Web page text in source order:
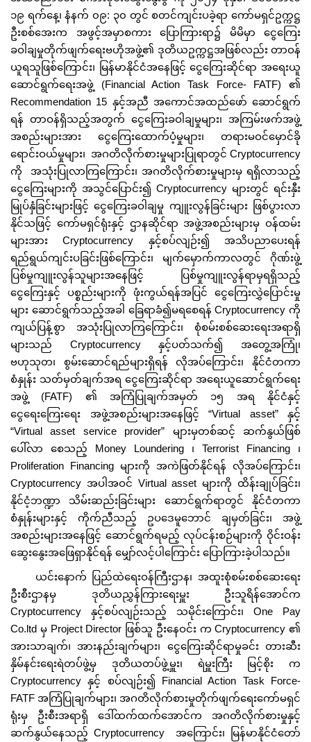
၁၉ ရက်နေ့၊ နံနက် ၀၉: ၃၀ တွင် စတင်ကျင်းပခဲ့ရာ ကော်မရှင်ဥက္ကဋ္ဌ
ဦးစစ်အေးက အဖွင့်အမှာစကား ပြောကြားရာ၌ မိမိမှာ ငွေကြေး
ခဝါချမှုတိုက်ဖျက်ရေးဗဟိုအဖွဲ့၏ ဒုတိယဥက္ကဋ္ဌအဖြစ်လည်း တာဝန်
ယူရသူဖြစ်ကြောင်း၊ မြန်မာနိုင်ငံအနေဖြင့် ငွေကြေးဆိုင်ရာ အရေးယူ
ဆောင်ရွက်ရေးအဖွဲ့ (Financial Action Task Force- FATF) ၏
Recommendation 15 နှင့်အညီ အကောင်အထည်ဖော် ဆောင်ရွက်
ရန် တာဝန်ရှိသည့်အတွက် ငွေကြေးခဝါချမှုများ၊ အကြမ်းဖက်အဖွဲ့
အစည်းများအား ငွေကြေးထောက်ပံ့မှုများ၊ တရားမဝင်မှောင်ခို
ရောင်းဝယ်မှုများ၊ အဂတိလိုက်စားမှုများပြုရာတွင် Cryptocurrency
ကို အသုံးပြုလာကြကြောင်း၊ အဂတိလိုက်စားမှုများမှ ရရှိလာသည့်
ငွေကြေးများကို အသွင်ပြောင်း၍ Cryptocurrency များတွင် ရင်းနှီး
မြုပ်နှံခြင်းများဖြင့် ငွေကြေးခဝါချမှု ကျူးလွန်ခြင်းများ ဖြစ်ပွားလာ
နိုင်သဖြင့် ကော်မရှင်ရုံးနှင့် ဌာနဆိုင်ရာ အဖွဲ့အစည်းများမှ ဝန်ထမ်း
များအား Cryptocurrency နှင့်စပ်လျဉ်း၍ အသိပညာပေးရန်
ရည်ရွယ်ကျင်းပခြင်းဖြစ်ကြောင်း၊ မျက်မှောက်ကာလတွင် ဂိုဏ်းဖွဲ့
ပြစ်မှုကျူးလွန်သူများအနေဖြင့် ပြစ်မှုကျူးလွန်ရာမှရရှိသည့်
ငွေကြေးနှင့် ပစ္စည်းများကို ဖုံးကွယ်ရန်အပြင် ငွေကြေးလွှဲပြောင်းမှု
များ ဆောင်ရွက်သည့်အခါ ခြေရာခံ၍မရစေရန် Cryptocurrency ကို
ကျယ်ပြန့်စွာ အသုံးပြုလာကြကြောင်း၊ စုံစမ်းစစ်ဆေးရေးအရာရှိ
များသည် Cryptocurrency နှင့်ပတ်သက်၍ အတွေ့အကြုံ၊
ဗဟုသုတ၊ စွမ်းဆောင်ရည်များရှိရန် လိုအပ်ကြောင်း၊ နိုင်ငံတကာ
စံနှုန်း သတ်မှတ်ချက်အရ ငွေကြေးဆိုင်ရာ အရေးယူဆောင်ရွက်ရေး
အဖွဲ့ (FATF) ၏ အကြံပြုချက်အမှတ် ၁၅ အရ နိုင်ငံနှင့်
ငွေရေးကြေးရေး အဖွဲ့အစည်းများအနေဖြင့် “Virtual asset” နှင့်
“Virtual asset service provider” များမှတစ်ဆင့် ဆက်နွယ်ဖြစ်
ပေါ်လာ စေသည့် Money Loundering ၊ Terrorist Financing ၊
Proliferation Financing များကို အကဲဖြတ်နိုင်ရန် လိုအပ်ကြောင်း၊
Cryptocurrency အပါအဝင် Virtual asset များကို ထိန်းချုပ်ခြင်း၊
နိုင်ငံ့ဘဏ္ဍာ သိမ်းဆည်းခြင်းများ ဆောင်ရွက်ရာတွင် နိုင်ငံတကာ
စံနှုန်းများနှင့် ကိုက်ညီသည့် ဥပဒေမူဘောင် ချမှတ်ခြင်း၊ အဖွဲ့
အစည်းများအနေဖြင့် ဆောင်ရွက်ရမည့် လုပ်ငန်းစဉ်များကို ဝိုင်းဝန်း
ဆွေးနွေးအဖြေရှာနိုင်ရန် မျှော်လင့်ပါကြောင်း ပြောကြားခဲ့ပါသည်။
ယင်းနောက် ပြည်ထဲရေးဝန်ကြီးဌာန၊ အထူးစုံစမ်းစစ်ဆေးရေး
ဦးစီးဌာနမှ ဒုတိယညွှန်ကြားရေးမှူး ဦးသူရိန်အောင်က
Cryptocurrency နှင့်စပ်လျဉ်းသည့် သမိုင်းကြောင်း၊ One Pay
Co.ltd မှ Project Director ဖြစ်သူ ဦးနေဝင်း က Cryptocurrency ၏
အားသာချက်၊ အားနည်းချက်များ၊ ငွေကြေးဆိုင်ရာမှုခင်း တားဆီး
နှိမ်နင်းရေးရဲတပ်ဖွဲ့မှ ဒုတိယတပ်ဖွဲ့မှူး၊ ရဲမှူးကြီး မြင့်စိုး က
Cryptocurrency နှင့် စပ်လျဉ်း၍ Financial Action Task Force-
FATF အကြံပြုချက်များ၊ အဂတိလိုက်စားမှုတိုက်ဖျက်ရေးကော်မရှင်
ရုံးမှ ဦးစီးအရာရှိ ဒေါ်ထက်ထက်အောင်က အဂတိလိုက်စားမှုနှင့်
ဆက်နွယ်နေသည့် Cryptocurrency အကြောင်း၊ မြန်မာနိုင်ငံတော်